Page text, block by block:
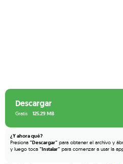
Descargar
125.29 MB
Gratis
¿Y ahora qué?
Presiona "Descargar" para obtener el archivo y
y luego toca "Instalar" para comenzar a usar la